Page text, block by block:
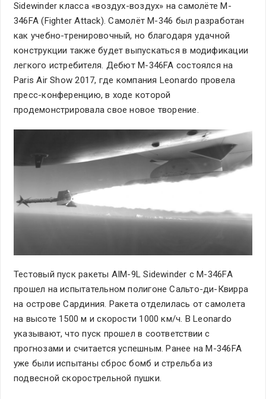
Sidewinder класса «воздух-воздух» на самолёте M-
346FA (Fighter Attack). Самолёт M-346 был разработан
как учебно-тренировочный, но благодаря удачной
конструкции также будет выпускаться в модификации
легкого истребителя. Дебют M-346FA состоялся на
Paris Air Show 2017, где компания Leonardo провела
пресс-конференцию, в ходе которой
продемонстрировала свое новое творение.
Тестовый пуск ракеты AIM-9L Sidewinder с M-346FA
прошел на испытательном полигоне Сальто-ди-Квирра
на острове Сардиния. Ракета отделилась от самолета
на высоте 1500 м и скорости 1000 км/ч. В Leonardo
указывают, что пуск прошел в соответствии с
прогнозами и считается успешным. Ранее на M-346FA
уже были испытаны сброс бомб и стрельба из
подвесной скорострельной пушки.